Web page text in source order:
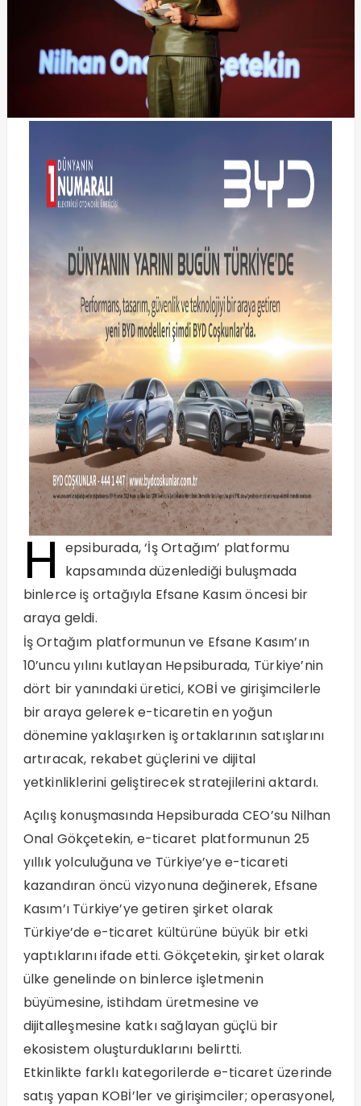
H epsiburada, ‘İş Ortağım’ platformu
kapsamında düzenlediği buluşmada
binlerce iş ortağıyla Efsane Kasım öncesi bir
araya geldi.
İş Ortağım platformunun ve Efsane Kasım’ın
10’uncu yılını kutlayan Hepsiburada, Türkiye’nin
dört bir yanındaki üretici, KOBİ ve girişimcilerle
bir araya gelerek e-ticaretin en yoğun
dönemine yaklaşırken iş ortaklarının satışlarını
artıracak, rekabet güçlerini ve dijital
yetkinliklerini geliştirecek stratejilerini aktardı.
Açılış konuşmasında Hepsiburada CEO’su Nilhan
Onal Gökçetekin, e-ticaret platformunun 25
yıllık yolculuğuna ve Türkiye’ye e-ticareti
kazandıran öncü vizyonuna değinerek, Efsane
Kasım’ı Türkiye’ye getiren şirket olarak
Türkiye’de e-ticaret kültürüne büyük bir etki
yaptıklarını ifade etti. Gökçetekin, şirket olarak
ülke genelinde on binlerce işletmenin
büyümesine, istihdam üretmesine ve
dijitalleşmesine katkı sağlayan güçlü bir
ekosistem oluşturduklarını belirtti.
Etkinlikte farklı kategorilerde e-ticaret üzerinde
satış yapan KOBİ’ler ve girişimciler; operasyonel,